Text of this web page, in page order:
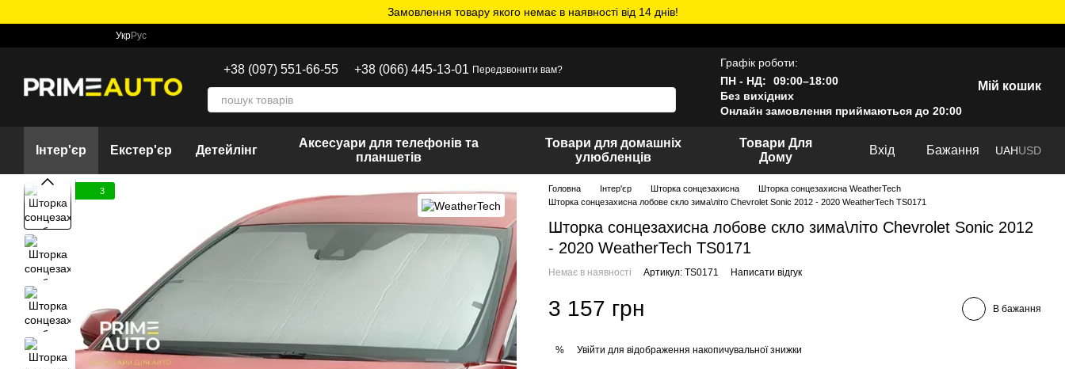
Замовлення товару якого немає в наявності від 14 днів!
УкрРус
+38 (097) 551-66-55 +38 (066) 445-13-01 Передзвонити вам?
Графік роботи:
ПН - НД:
09:00–18:00
Без вихідних
Онлайн замовлення приймаються до 20:00
Мій кошик
Інтер'єр Екстер'єр Детейлінг
Аксесуари для телефонів та
планшетів
Товари для домашніх
улюбленців
Товари Для
Дому
Вхід Бажання UAHUSD
3 Головна Інтер'єр Шторка сонцезахисна
Шторка сонцезахисна WeatherTech
Шторка сонцезахисна лобове скло зима\літо Chevrolet Sonic 2012 - 2020 WeatherTech TS0171
Шторка сонцезахисна лобове скло зима\літо Chevrolet Sonic 2012
- 2020 WeatherTech TS0171
Немає в наявності Артикул: TS0171 Написати відгук
3 157 грн В бажання
% Увійти для відображення накопичувальної знижки